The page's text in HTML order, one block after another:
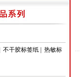
不干胶标签纸| 热敏标